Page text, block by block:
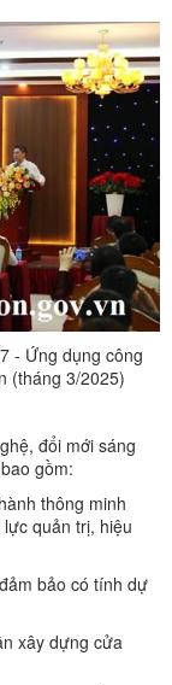
- Ứng dụng công
(tháng 3/2025)
đổi mới sáng
gồm:
thông minh
quản trị, hiệu
bảo có tính dự
xây dựng cửa